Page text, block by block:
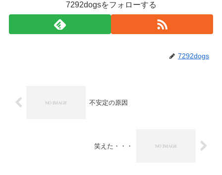
7292dogsをフォローする
7292dogs
不安定の原因
笑えた・・・